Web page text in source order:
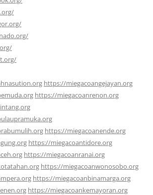
https://miegacoangejayan.org
https://miegacoanrenon.org
https://miegacoanende.org
https://miegacoantidore.org
https://miegacoanranai.org
https://miegacoanwonosobo.org
https://miegacoanbinamarga.org
https://miegacoankemayoran.org